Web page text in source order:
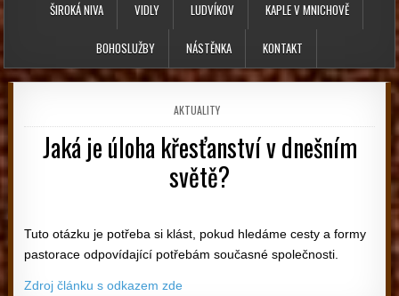
ŠIROKÁ NIVA VIDLY LUDVÍKOV KAPLE V MNICHOVĚ
BOHOSLUŽBY NÁSTĚNKA KONTAKT
POSTED IN
AKTUALITY
Jaká je úloha křesťanství v dnešním
světě?
Tuto otázku je potřeba si klást, pokud hledáme cesty a formy
pastorace odpovídající potřebám současné společnosti.
Zdroj článku s odkazem zde